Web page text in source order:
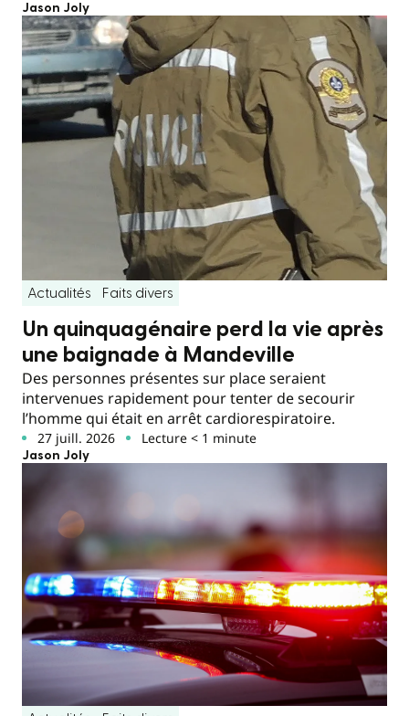
Jason Joly
Actualités Faits divers
Un quinquagénaire perd la vie après
une baignade à Mandeville
Des personnes présentes sur place seraient
intervenues rapidement pour tenter de secourir
l’homme qui était en arrêt cardiorespiratoire.
27 juill. 2026 Lecture < 1 minute
Jason Joly